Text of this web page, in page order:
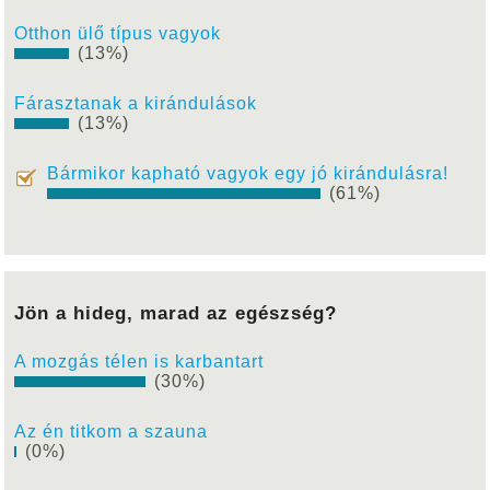
Otthon ülő típus vagyok
(13%)
Fárasztanak a kirándulások
(13%)
Bármikor kapható vagyok egy jó kirándulásra!
(61%)
Jön a hideg, marad az egészség?
A mozgás télen is karbantart
(30%)
Az én titkom a szauna
(0%)